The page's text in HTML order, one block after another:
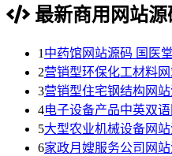
最新商用网站源
1 中药馆网站源码 国医
2营销型环保化工材料
3营销型住宅钢结构网
4电子设备产品中英双
5大型农业机械设备网
6家政月嫂服务公司网